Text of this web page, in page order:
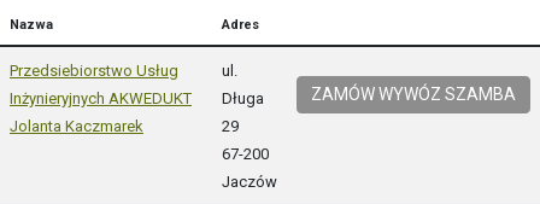
Nazwa Adres
Przedsiebiorstwo Usług
Inżynieryjnych AKWEDUKT
Jolanta Kaczmarek
ul.
Długa
29
67-200
Jaczów
ZAMÓW WYWÓZ SZAMBA